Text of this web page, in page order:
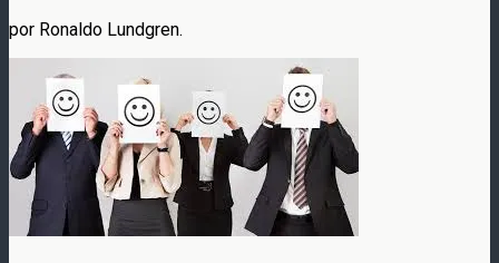
por Ronaldo Lundgren.